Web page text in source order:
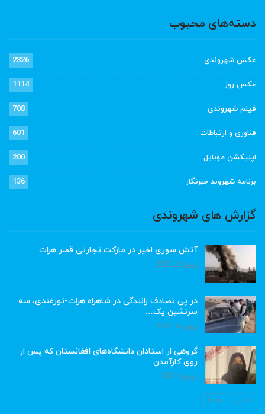
دسته‌های محبوب
عکس شهروندی 2826
عکس روز 1114
فیلم شهروندی 708
فناوری و ارتباطات 601
اپلیکشن موبایل 200
برنامه شهروند خبرنگار 136
گزارش های شهروندی
آتش سوزی اخیر در مارکت تجارتی قصر هرات
ژوئن 22, 2023
در پی تصادف رانندگی در شاهراه هرات-تورغندی، سه
سرنشین یک…
ژوئن 15, 2023
گروهی از استادان دانشگاه‌های افغانستان که پس از
روی کارآمدن…
ژوئن 6, 2023
قبلی بعد